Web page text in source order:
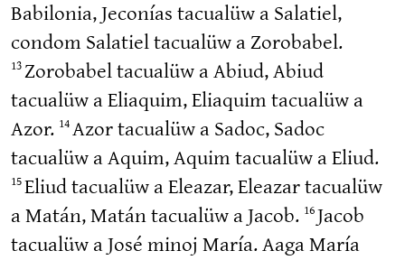
Babilonia, Jeconías tacualüw a Salatiel,
condom Salatiel tacualüw a Zorobabel.
13Zorobabel tacualüw a Abiud, Abiud
tacualüw a Eliaquim, Eliaquim tacualüw a
Azor. 14Azor tacualüw a Sadoc, Sadoc
tacualüw a Aquim, Aquim tacualüw a Eliud.
15Eliud tacualüw a Eleazar, Eleazar tacualüw
a Matán, Matán tacualüw a Jacob. 16Jacob
tacualüw a José minoj María. Aaga María